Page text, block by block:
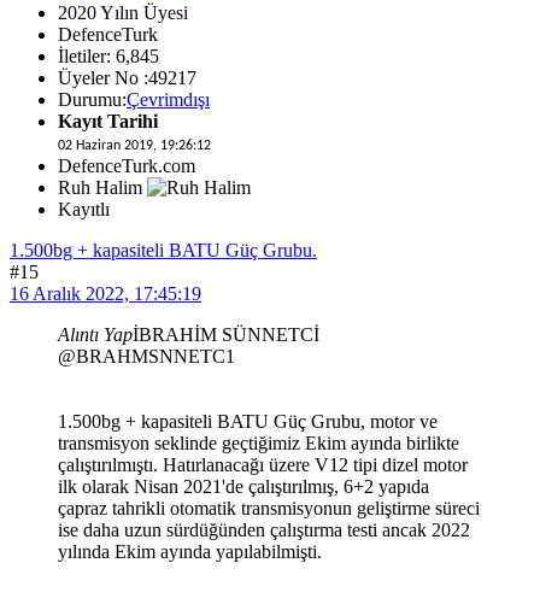
2020 Yılın Üyesi
DefenceTurk
İletiler: 6,845
Üyeler No :49217
Durumu:Çevrimdışı
Kayıt Tarihi
02 Haziran 2019, 19:26:12
DefenceTurk.com
Ruh Halim
Kayıtlı
1.500bg + kapasiteli BATU Güç Grubu.
#15
16 Aralık 2022, 17:45:19
Alıntı YapİBRAHİM SÜNNETCİ
@BRAHMSNNETC1
1.500bg + kapasiteli BATU Güç Grubu, motor ve
transmisyon seklinde geçtiğimiz Ekim ayında birlikte
çalıştırılmıştı. Hatırlanacağı üzere V12 tipi dizel motor
ilk olarak Nisan 2021'de çalıştırılmış, 6+2 yapıda
çapraz tahrikli otomatik transmisyonun geliştirme süreci
ise daha uzun sürdüğünden çalıştırma testi ancak 2022
yılında Ekim ayında yapılabilmişti.